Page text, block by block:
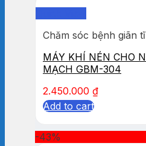
Chăm sóc bệnh giãn
MÁY KHÍ NÉN CHO
MẠCH GBM-304
2.450.000 ₫
Add to cart
-43%